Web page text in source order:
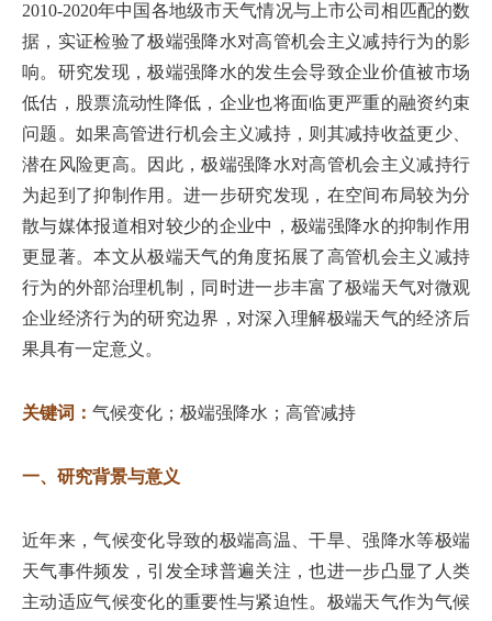
2010-2020年中国各地级市天气情况与上市公司相匹配的数
据，实证检验了极端强降水对高管机会主义减持行为的影
响。研究发现，极端强降水的发生会导致企业价值被市场
低估，股票流动性降低，企业也将面临更严重的融资约束
问题。如果高管进行机会主义减持，则其减持收益更少、
潜在风险更高。因此，极端强降水对高管机会主义减持行
为起到了抑制作用。进一步研究发现，在空间布局较为分
散与媒体报道相对较少的企业中，极端强降水的抑制作用
更显著。本文从极端天气的角度拓展了高管机会主义减持
行为的外部治理机制，同时进一步丰富了极端天气对微观
企业经济行为的研究边界，对深入理解极端天气的经济后
果具有一定意义。
关键词： 气候变化；极端强降水；高管减持
一、研究背景与意义
近年来，气候变化导致的极端高温、干旱、强降水等极端
天气事件频发，引发全球普遍关注，也进一步凸显了人类
主动适应气候变化的重要性与紧迫性。极端天气作为气候